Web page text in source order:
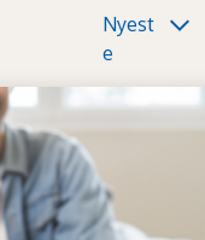
Nyest
e